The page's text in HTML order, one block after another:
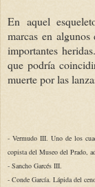
En aquel
marcas en algunos
importantes
que podría
muerte por las
- Vermudo III. Uno de los
copista del Museo del Prado,
- Sancho Garcés III.
- Conde García. Lápida del